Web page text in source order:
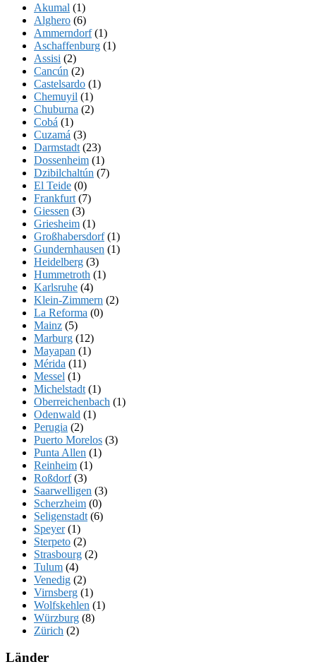
Akumal (1)
Alghero (6)
Ammerndorf(1)
Aschaffenburg (1)
Assisi (2)
Cancún (2)
Castelsardo (1)
Chemuyil (1)
Chuburna (2)
Cobá (1)
Cuzamá (3)
Darmstadt (23)
Dossenheim (1)
Dzibilchaltún (7)
El Teide (0)
Frankfurt (7)
Giessen (3)
Griesheim (1)
Großhabersdorf(1)
Gundernhausen (1)
Heidelberg (3)
Hummetroth (1)
Karlsruhe (4)
Klein-Zimmern (2)
La Reforma (0)
Mainz (5)
Marburg (12)
Mayapan (1)
Mérida (11)
Messel (1)
Michelstadt (1)
Oberreichenbach (1)
Odenwald (1)
Perugia (2)
Puerto Morelos (3)
Punta Allen (1)
Reinheim (1)
Roßdorf(3)
Saarwelligen (3)
Scherzheim (0)
Seligenstadt (6)
Speyer(1)
Sterpeto (2)
Strasbourg (2)
Tulum (4)
Venedig (2)
Virnsberg (1)
Wolfskehlen (1)
Würzburg (8)
Zürich (2)
Länder